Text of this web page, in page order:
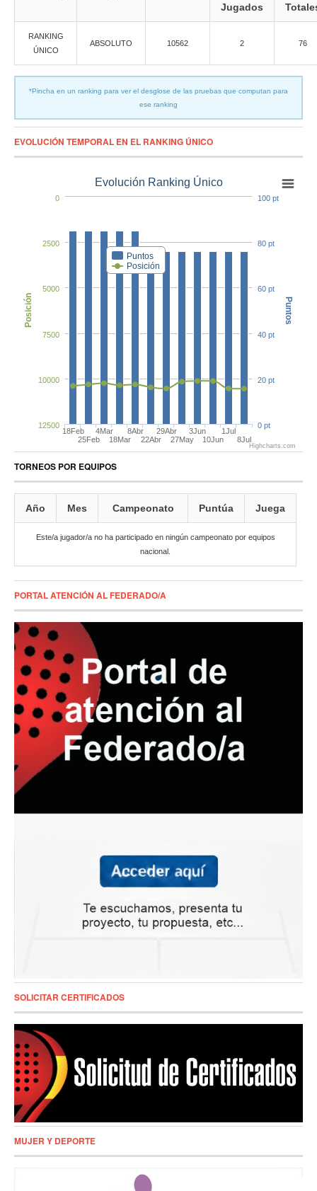
Jugados
RANKING
ÚNICO
ABSOLUTO 10562 2 76
*Pincha en un ranking para ver el desglose de las pruebas que computan para
ese ranking
EVOLUCIÓN TEMPORAL EN EL RANKING ÚNICO
Posición Puntos
Evolución Ranking Único
Puntos
Posición
18Feb
25Feb
4Mar
18Mar
8Abr
22Abr
29Abr
27May
3Jun
10Jun
1Jul
8Jul
0
10000
2500
5000
7500
12500 0 pt
20 pt
40 pt
60 pt
80 pt
100 pt
Highcharts.com
TORNEOS POR EQUIPOS
Año Mes Campeonato Puntúa Juega
Este/a jugador/a no ha participado en ningún campeonato por equipos
nacional.
PORTAL ATENCIÓN AL FEDERADO/A
SOLICITAR CERTIFICADOS
MUJER Y DEPORTE